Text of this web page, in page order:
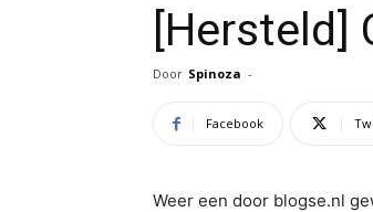
[Hersteld]
Door Spinoza -
Facebook
Weer een door blogse.nl